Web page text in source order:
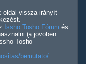
oldal vissza irányít
Issho Tosho Fórum és
(a jövőben
Tosho
bemutato/